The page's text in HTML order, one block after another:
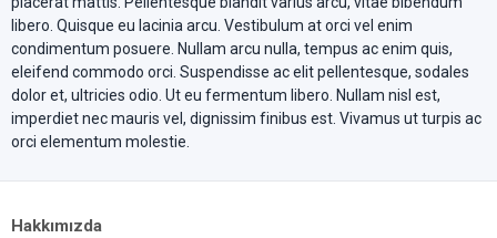
libero. Quisque eu lacinia arcu. Vestibulum at orci vel enim
condimentum posuere. Nullam arcu nulla, tempus ac enim quis,
eleifend commodo orci. Suspendisse ac elit pellentesque, sodales
dolor et, ultricies odio. Ut eu fermentum libero. Nullam nisl est,
imperdiet nec mauris vel, dignissim finibus est. Vivamus ut turpis ac
orci elementum molestie.
Hakkımızda